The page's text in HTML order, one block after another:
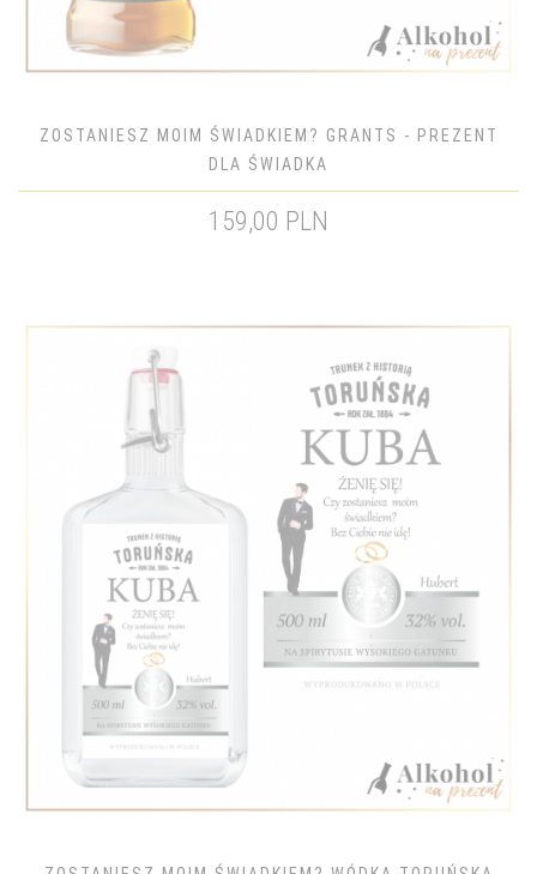
ZOSTANIESZ MOIM ŚWIADKIEM? GRANTS - PREZENT
DLA ŚWIADKA
159,00 PLN